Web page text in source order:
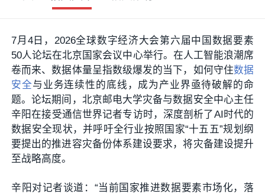
7月4日，2026全球数字经济大会第六届中国数据要素
50人论坛在北京国家会议中心举行。在人工智能浪潮席
卷而来、数据体量呈指数级爆发的当下，如何守住数据
安全与业务连续性的底线，成为产业界亟待破解的命
题。论坛期间，北京邮电大学灾备与数据安全中心主任
辛阳在接受通信世界记者专访时，深度剖析了AI时代的
数据安全现状，并呼吁全行业按照国家“十五五”规划纲
要提出的推进容灾备份体系建设要求，将灾备建设提升
至战略高度。
辛阳对记者谈道：“当前国家推进数据要素市场化，落